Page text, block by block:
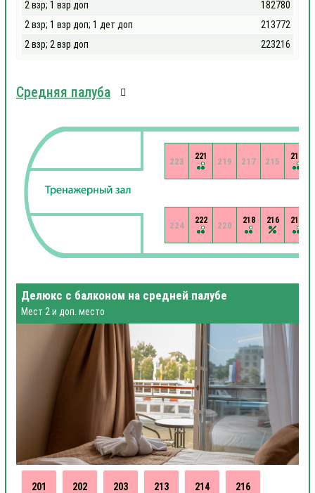
2 взр; 1 взр доп
182780
2 взр; 1 взр доп; 1 дет доп
213772
2 взр; 2 взр доп
223216
Средняя палуба
213
214
215
216
217
218
219
220
221
222
223
224
Делюкс с балконом на средней палубе
Мест 2 и доп. место
201 202 203 213 214 216